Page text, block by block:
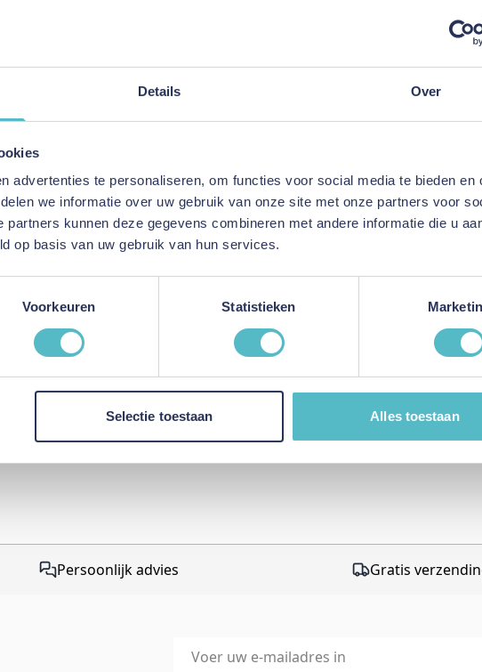
Details Over
advertenties te personaliseren, om functies voor social media te bieden en
we informatie over uw gebruik van onze site met onze partners voor
partners kunnen deze gegevens combineren met andere informatie die u
op basis van uw gebruik van hun services.
Voorkeuren Statistieken
Selectie toestaan Alles toestaan
Cosial 160 Sofa Bed - stof 518
This form is protected by reCAPTCHA - the
Persoonlijk advies Gratis
E-mailadres